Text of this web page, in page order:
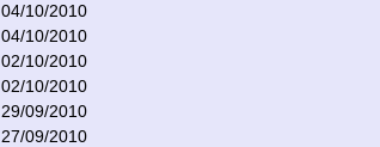
04/10/2010
04/10/2010
02/10/2010
02/10/2010
29/09/2010
27/09/2010